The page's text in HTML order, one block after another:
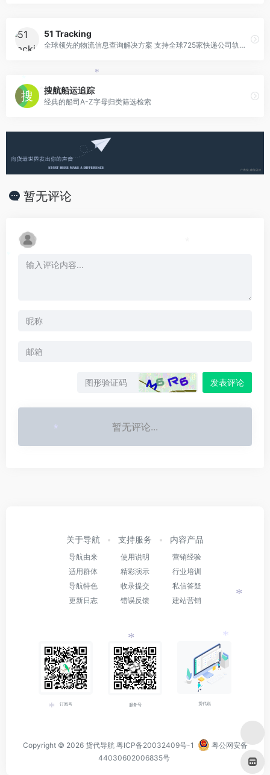
51 Tracking
全球领先的物流信息查询解决方案 支持全球725家快递公司轨迹追踪
搜航船运追踪
经典的船司A-Z字母归类筛选检索
暂无评论
发表评论
暂无评论...
关于导航
导航由来
适用群体
导航特色
更新日志
支持服务
使用说明
精彩演示
收录提交
错误反馈
内容产品
营销经验
行业培训
私信答疑
建站营销
订阅号 服务号 货代说
Copyright © 2026 货代导航 粤ICP备20032409号-1
粤公网安备
44030602006835号
*
*
*
*
*